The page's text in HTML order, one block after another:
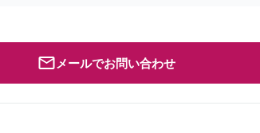
メールでお問い合わせ